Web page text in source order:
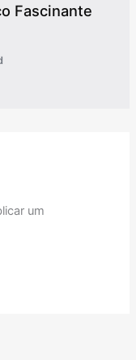
Fascinante
um